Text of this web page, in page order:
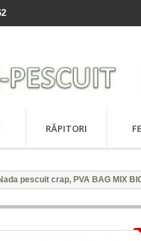
RĂPITORI
pescuit crap, PVA BAG MIX